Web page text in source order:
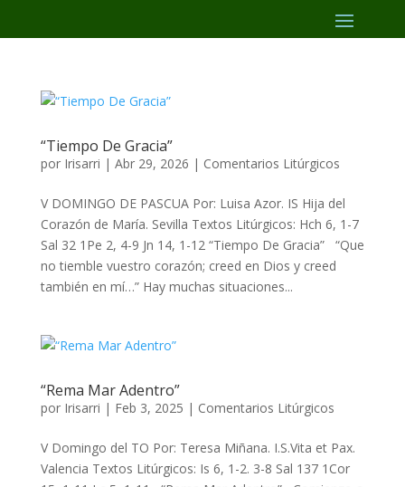
“Tiempo De Gracia”
por Irisarri | Abr 29, 2026 | Comentarios Litúrgicos
V DOMINGO DE PASCUA Por: Luisa Azor. IS Hija del
Corazón de María. Sevilla Textos Litúrgicos: Hch 6, 1-7
Sal 32 1Pe 2, 4-9 Jn 14, 1-12 “Tiempo De Gracia” “Que
no tiemble vuestro corazón; creed en Dios y creed
también en mí…” Hay muchas situaciones...
“Rema Mar Adentro”
por Irisarri | Feb 3, 2025 | Comentarios Litúrgicos
V Domingo del TO Por: Teresa Miñana. I.S.Vita et Pax.
Valencia Textos Litúrgicos: Is 6, 1-2. 3-8 Sal 137 1Cor